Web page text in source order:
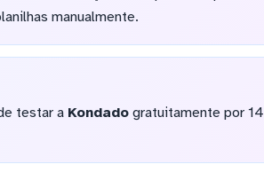
manualmente.
testar a Kondadogratuitamente por 14